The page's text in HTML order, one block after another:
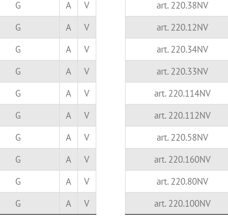
G A
V
G A
V
G A
V
G A
V
G A
V
G A
V
G A
V
G A
V
G A
V
G A V
art. 220.38NV
art. 220.12NV
art. 220.34NV
art. 220.33NV
art. 220.114NV
art. 220.112NV
art. 220.58NV
art. 220.160NV
art. 220.80NV
art. 220.100NV